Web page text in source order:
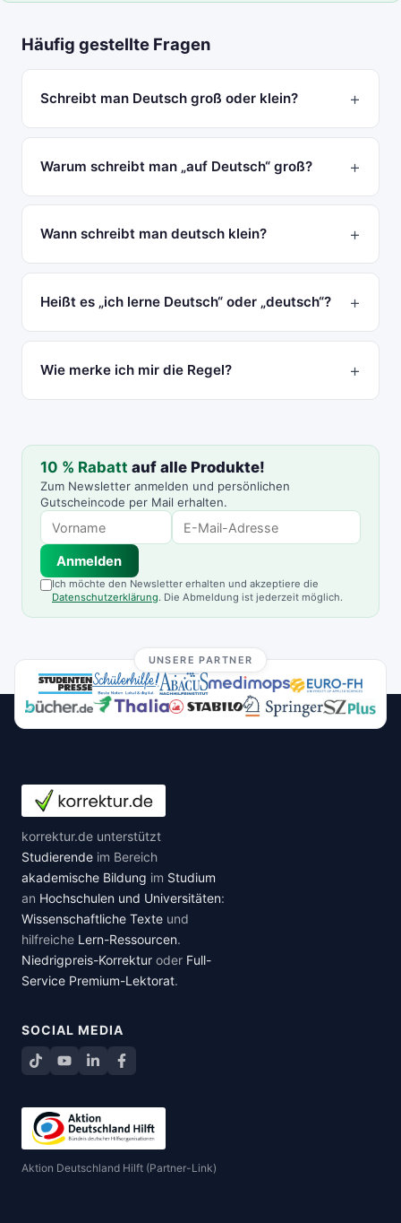
Häufig gestellte Fragen
Schreibt man Deutsch groß oder klein?
Warum schreibt man „auf Deutsch“ groß?
Wann schreibt man deutsch klein?
Heißt es „ich lerne Deutsch“ oder „deutsch“?
Wie merke ich mir die Regel?
10 % Rabatt auf alle Produkte!
Zum Newsletter anmelden und persönlichen
Gutscheincode per Mail erhalten.
Anmelden
Ich möchte den Newsletter erhalten und akzeptiere die
Datenschutzerklärung. Die Abmeldung ist jederzeit möglich.
UNSERE PARTNER
korrektur.de unterstützt
Studierende im Bereich
akademische Bildung im Studium
an Hochschulen und Universitäten:
Wissenschaftliche Texte und
hilfreiche Lern-Ressourcen.
Niedrigpreis-Korrektur oder Full-
Service Premium-Lektorat.
SOCIAL MEDIA
TikTokYouTube
LinkedInFacebook teilen
Aktion Deutschland Hilft (Partner-Link)